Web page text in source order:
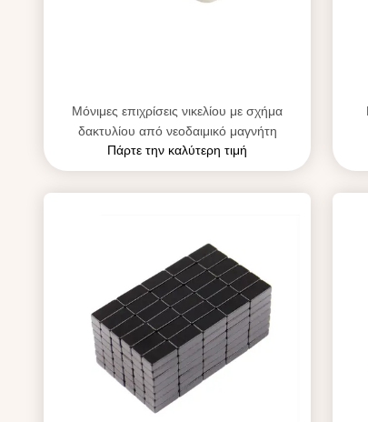
Μόνιμες επιχρίσεις νικελίου με σχήμα
δακτυλίου από νεοδαιμικό μαγνήτη
Πάρτε την καλύτερη τιμή